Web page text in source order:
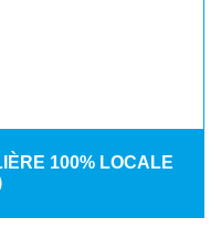
100% LOCALE